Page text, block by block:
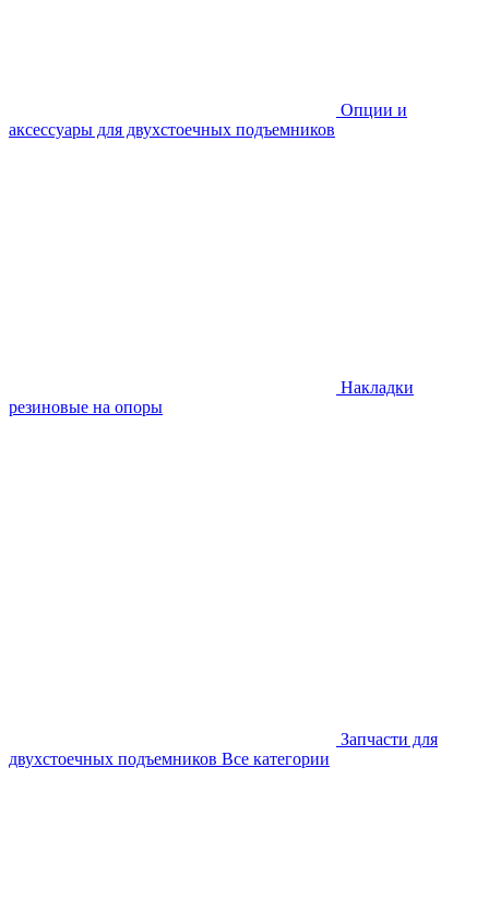
Опции и
аксессуары для двухстоечных подъемников
Накладки
резиновые на опоры
Запчасти для
двухстоечных подъемников Все категории